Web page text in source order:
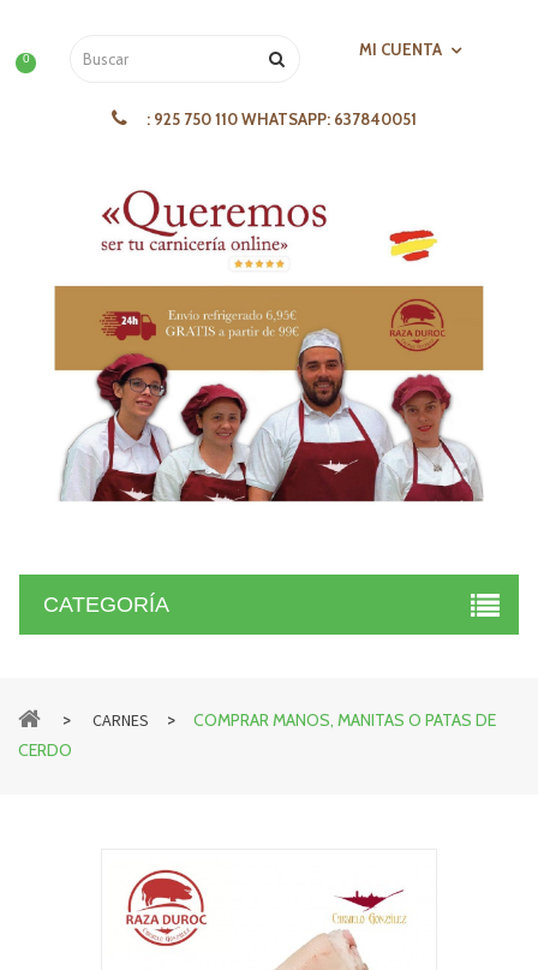
0 MI CUENTA
: 925 750 110 WHATSAPP: 637840051
CATEGORÍA
> CARNES >
COMPRAR MANOS, MANITAS O PATAS DE
CERDO